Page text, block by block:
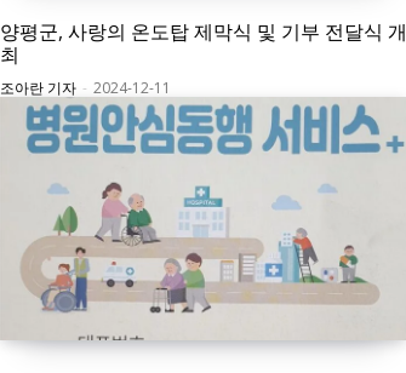
양평군, 사랑의 온도탑 제막식 및 기부 전달식 개
최
조아란 기자 - 2024-12-11